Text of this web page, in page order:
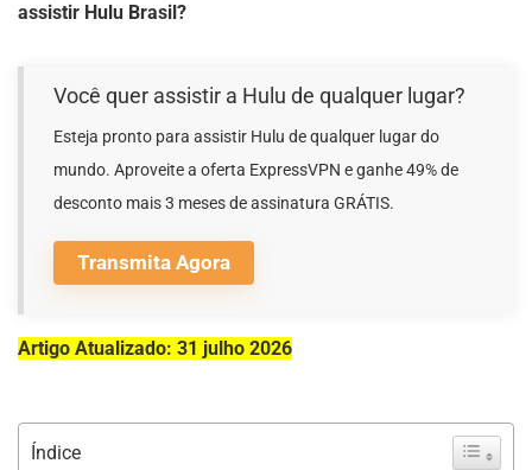
assistir Hulu Brasil?
Transmita Agora
Você quer assistir a Hulu de qualquer lugar?
Esteja pronto para assistir Hulu de qualquer lugar do
mundo. Aproveite a oferta ExpressVPN e ganhe 49% de
desconto mais 3 meses de assinatura GRÁTIS.
Artigo Atualizado: 31 julho 2026
Índice